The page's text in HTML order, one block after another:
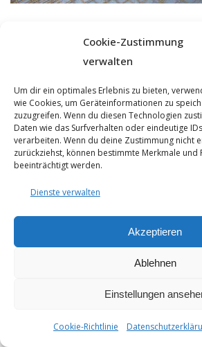
Cookie-Zustimmung
verwalten
Um dir ein optimales Erlebnis zu bieten,
wie Cookies, um Geräteinformationen zu
zuzugreifen. Wenn du diesen Technologien
Daten wie das Surfverhalten oder eindeutige
verarbeiten. Wenn du deine Zustimmung nicht
zurückziehst, können bestimmte Merkmale und
beeinträchtigt werden.
Dienste verwalten
Akzeptieren
Ablehnen
Einstellungen
Cookie-Richtlinie
© 2025 - Seyfarthbau GmbH & Co. KG |
durchART.BEKO